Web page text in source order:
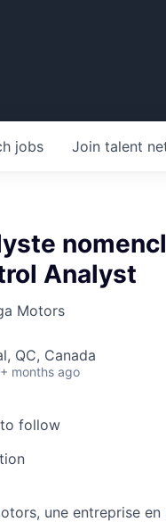
jobs Join talent
Analyst
Motors
QC, Canada
months ago
follow
une entreprise